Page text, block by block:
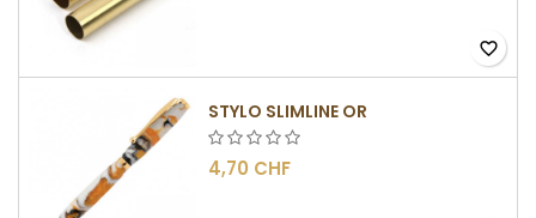
favorite_border
STYLO SLIMLINE OR
4,70 CHF